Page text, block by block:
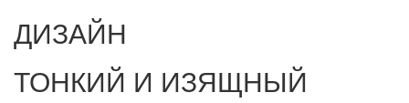
ДИЗАЙН
ТОНКИЙ И ИЗЯЩНЫЙ